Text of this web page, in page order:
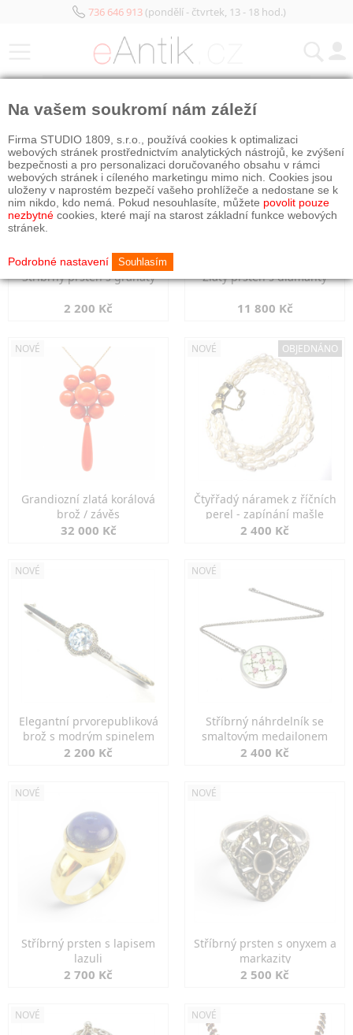
736 646 913(pondělí - čtvrtek, 13 - 18 hod.)
Stříbrný prsten s granáty
2 200 Kč
Zlatý prsten s diamanty
11 800 Kč
NOVÉ
Grandiozní zlatá korálová
brož / závěs
32 000 Kč
NOVÉ OBJEDNÁNO
Čtyřřadý náramek z říčních
perel - zapínání mašle
2 400 Kč
NOVÉ
Elegantní prvorepubliková
brož s modrým spinelem
2 200 Kč
NOVÉ
Stříbrný náhrdelník se
smaltovým medailonem
2 400 Kč
NOVÉ
Stříbrný prsten s lapisem
lazuli
2 700 Kč
NOVÉ
Stříbrný prsten s onyxem a
markazity
2 500 Kč
NOVÉ NOVÉ
Na vašem soukromí nám záleží
Firma STUDIO 1809, s.r.o., používá cookies k optimalizaci
webových stránek prostřednictvím analytických nástrojů, ke zvýšení
bezpečnosti a pro personalizaci doručovaného obsahu v rámci
webových stránek i cíleného marketingu mimo nich. Cookies jsou
uloženy v naprostém bezpečí vašeho prohlížeče a nedostane se k
nim nikdo, kdo nemá. Pokud nesouhlasíte, můžete povolit pouze
nezbytné cookies, které mají na starost základní funkce webových
stránek.
Podrobné nastavení Souhlasím